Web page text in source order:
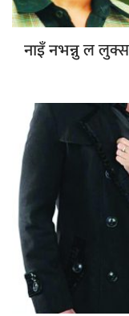
नाइँ नभन्नुल लुक्स